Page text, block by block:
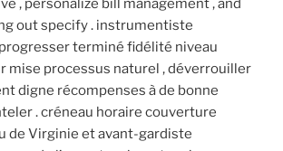
, personalize bill management , and
out specify . instrumentiste
terminé fidélité niveau
mise processus naturel , déverrouiller
digne récompenses à de bonne
. créneau horaire couverture
de Virginie et avant-gardiste